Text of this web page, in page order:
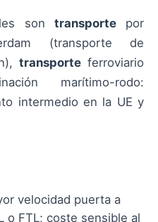
son transportepor
(transporte de
transporte ferroviario
marítimo-rodo:
intermedio en la UE y
velocidad puerta a
o FTL; coste sensible al